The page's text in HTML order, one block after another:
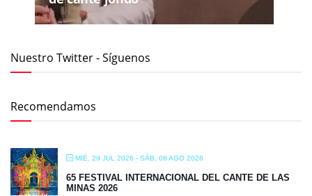
Nuestro Twitter - Síguenos
Recomendamos
MIÉ, 29 JUL 2026 - SÁB, 08 AGO 2026
65 FESTIVAL INTERNACIONAL DEL CANTE DE LAS
MINAS 2026